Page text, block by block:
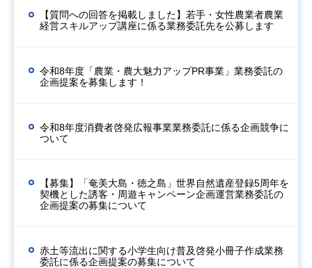
【質問への回答を掲載しました】若手・女性農業者農業
経営スキルアップ講座に係る業務委託先を公募します
令和8年度「農業・農大魅力アップPR事業」業務委託の
企画提案を募集します！
令和8年度消費者啓発広報事業業務委託に係る企画競争に
ついて
【募集】「奄美大島・徳之島」世界自然遺産登録5周年を
契機とした誘客・周遊キャンペーン企画運営業務委託の
企画提案の募集について
赤土等流出に関する小学生向け普及啓発小冊子作成業務
委託に係る企画提案の募集について